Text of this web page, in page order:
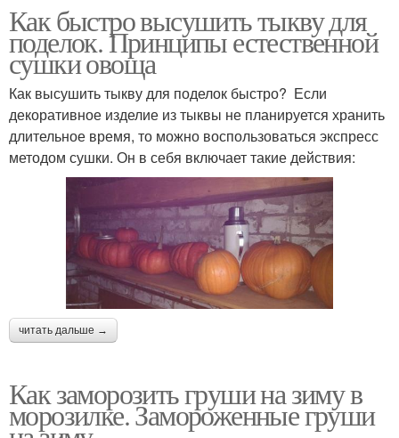
Как быстро высушить тыкву для
поделок. Принципы естественной
сушки овоща
Как высушить тыкву для поделок быстро? Если
декоративное изделие из тыквы не планируется хранить
длительное время, то можно воспользоваться экспресс
методом сушки. Он в себя включает такие действия:
читать дальше →
Как заморозить груши на зиму в
морозилке. Замороженные груши